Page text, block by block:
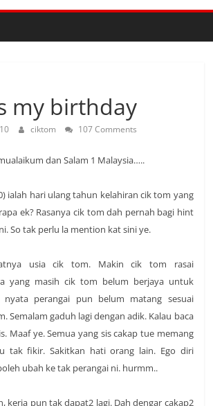
my birthday
ciktom 107 Comments
dan Salam 1 Malaysia…..
ialah hari ulang tahun kelahiran cik tom yang
ek? Rasanya cik tom dah pernah bagi hint
So tak perlu la mention kat sini ye.
usia cik tom. Makin cik tom rasai
yang masih cik tom belum berjaya untuk
nyata perangai pun belum matang sesuai
Semalam gaduh lagi dengan adik. Kalau baca
Maaf ye. Semua yang sis cakap tue memang
tak fikir. Sakitkan hati orang lain. Ego diri
ubah ke tak perangai ni. hurmm..
kerja pun tak dapat2 lagi. Dah dengar cakap2